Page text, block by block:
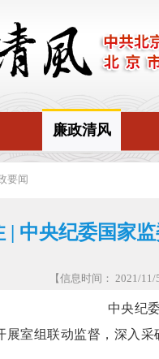
廉政清风
要闻
| 中央纪委国家
【信息时间： 2021/
中央纪
展室组联动监督，深入